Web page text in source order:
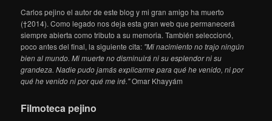
Carlos pejino el autor de este blog y mi gran amigo ha muerto
(†2014). Como legado nos deja esta gran web que permanecerá
siempre abierta como tributo a su memoria. También seleccionó,
poco antes del final, la siguiente cita: "Mi nacimiento no trajo ningún
bien al mundo. Mi muerte no disminuirá ni su esplendor ni su
grandeza. Nadie pudo jamás explicarme para qué he venido, ni por
qué he venido ni por qué me iré."Omar Khayyám
Filmoteca pejino